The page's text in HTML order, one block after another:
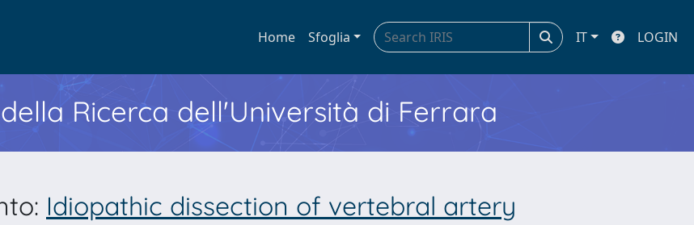
Home Sfoglia IT LOGIN
Ricerca dell'Università di Ferrara
Idiopathic dissection of vertebral artery